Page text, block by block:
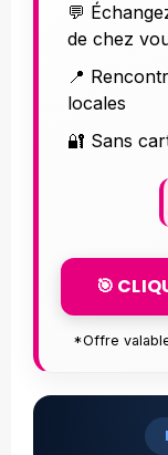
💬
de chez
📍
locales
🔐 Sans
🎯
*Offre